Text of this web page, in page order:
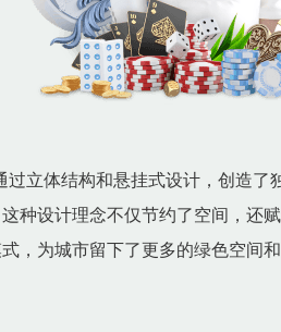
立体结构和悬挂式设计，创造
种设计理念不仅节约了空间，还
，为城市留下了更多的绿色空间